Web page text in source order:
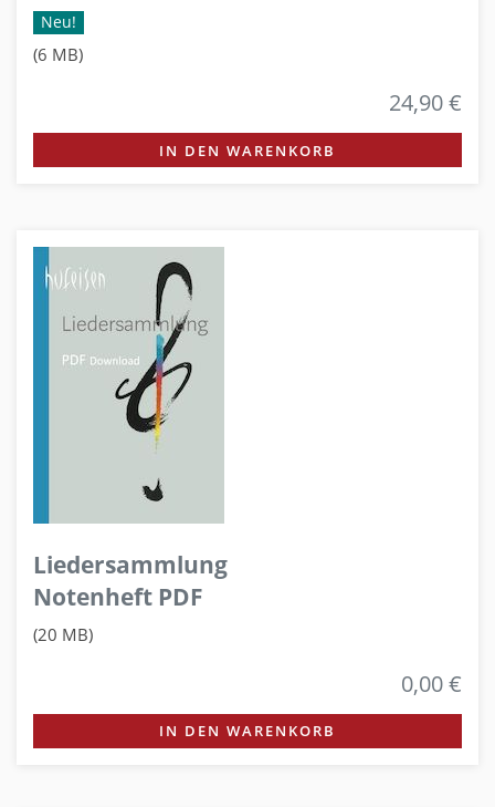
Neu!
(6 MB)
24,90 €
IN DEN WARENKORB
Liedersammlung
Notenheft PDF
(20 MB)
0,00 €
IN DEN WARENKORB